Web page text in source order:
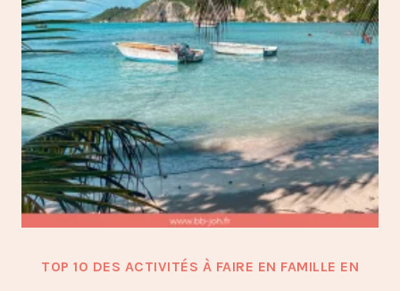
TOP 10 DES ACTIVITÉS À FAIRE EN FAMILLE EN